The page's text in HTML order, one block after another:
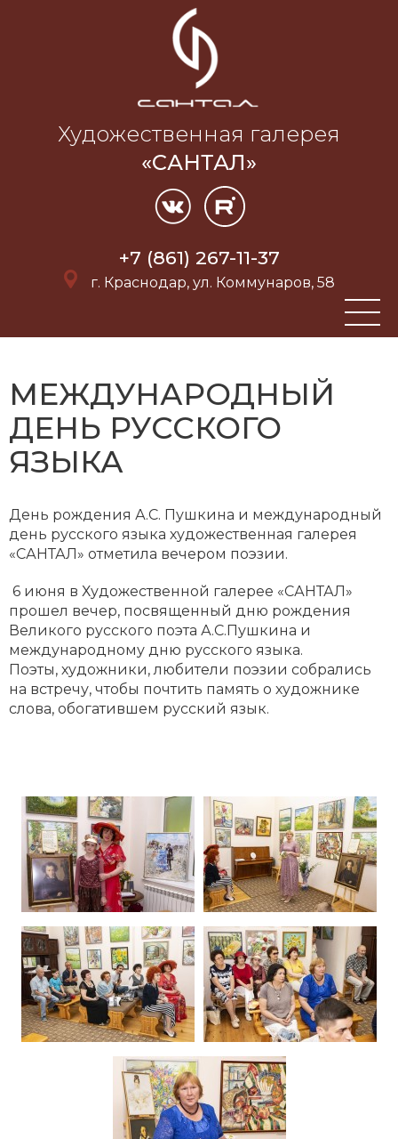
Художественная галерея
«САНТАЛ»
+7 (861) 267-11-37
г. Краснодар, ул. Коммунаров, 58
МЕЖДУНАРОДНЫЙ
ДЕНЬ РУССКОГО
ЯЗЫКА
День рождения А.С. Пушкина и международный
день русского языка художественная галерея
«САНТАЛ» отметила вечером поэзии.
6 июня в Художественной галерее «САНТАЛ»
прошел вечер, посвященный дню рождения
Великого русского поэта А.С.Пушкина и
международному дню русского языка.
Поэты, художники, любители поэзии собрались
на встречу, чтобы почтить память о художнике
слова, обогатившем русский язык.